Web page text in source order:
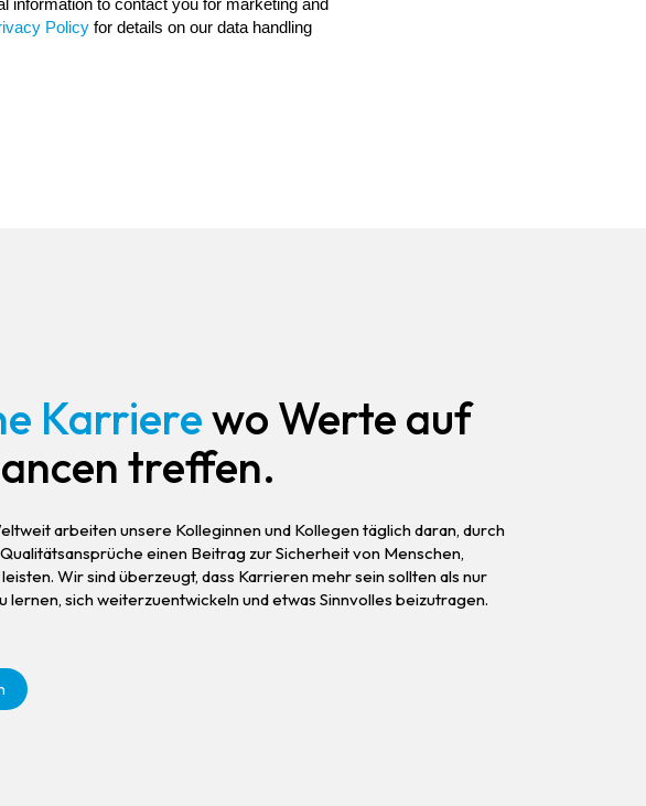
Karrierewo Werte auf
treffen.
arbeiten unsere Kolleginnen und Kollegen täglich daran, durch
einen Beitrag zur Sicherheit von Menschen,
Wir sind überzeugt, dass Karrieren mehr sein sollten als nur
lernen, sich weiterzuentwickeln und etwas Sinnvolles beizutragen.